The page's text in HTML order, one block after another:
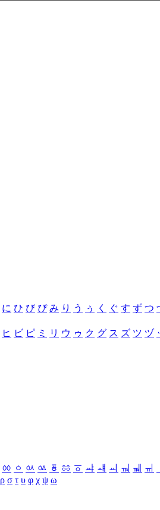
に ひ び ぴ み り う ぅ く ぐ す ず つ
ヒ ビ ピ ミ リ ウ ゥ ク グ ス ズ ツ ヅ
ㆀ ㆁ ㆂ ㆃ ㆄ ㆅ ㆆ ㆇ ㆈ ㆉ ㆊ ㆋ ㆌ
ρ σ τ υ φ χ ψ ω